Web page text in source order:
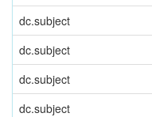
dc.subject
dc.subject
dc.subject
dc.subject